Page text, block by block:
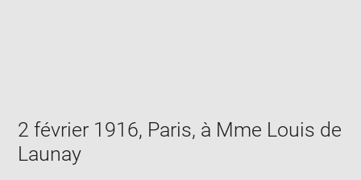
window
2 février 1916, Paris, à Mme Louis de
Launay